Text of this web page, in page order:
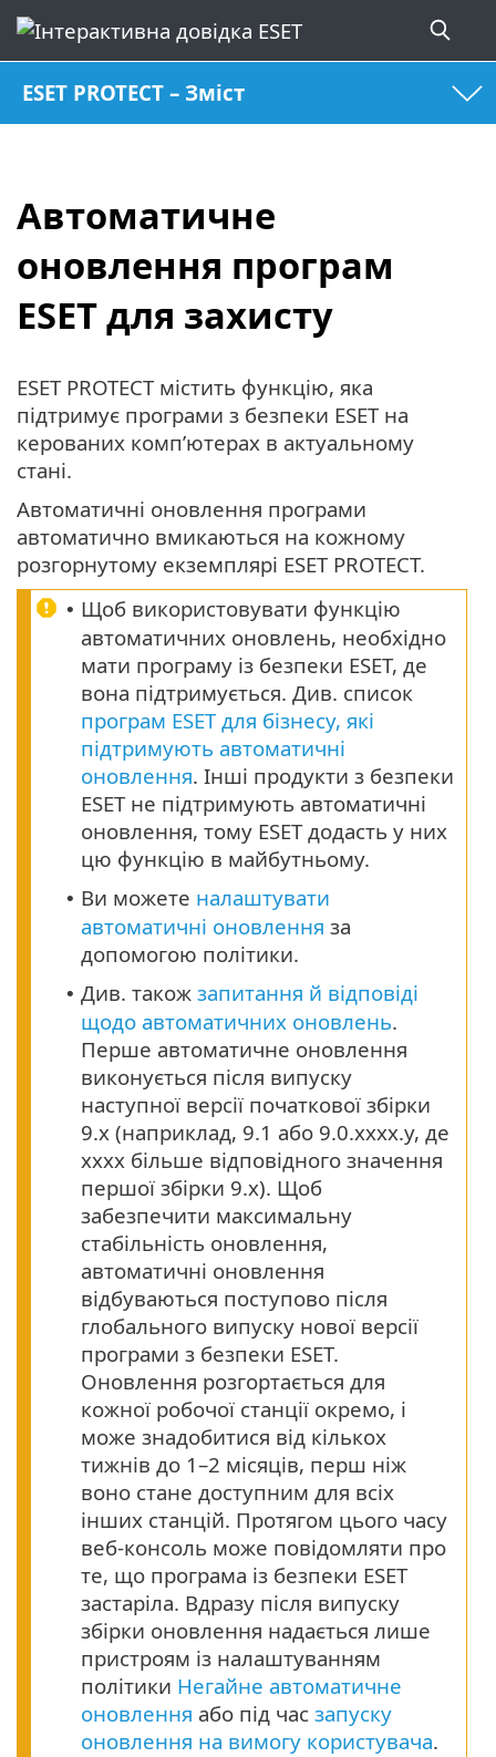
ESET PROTECT – Зміст
Автоматичне
оновлення програм
ESET для захисту
ESET PROTECT містить функцію, яка
підтримує програми з безпеки ESET на
керованих комп’ютерах в актуальному
стані.
Автоматичні оновлення програми
автоматично вмикаються на кожному
розгорнутому екземплярі ESET PROTECT.
• Щоб використовувати функцію
автоматичних оновлень, необхідно
мати програму із безпеки ESET, де
вона підтримується. Див. список
програм ESET для бізнесу, які
підтримують автоматичні
оновлення. Інші продукти з безпеки
ESET не підтримують автоматичні
оновлення, тому ESET додасть у них
цю функцію в майбутньому.
• Ви можете налаштувати
автоматичні оновлення за
допомогою політики.
• Див. також запитання й відповіді
щодо автоматичних оновлень.
Перше автоматичне оновлення
виконується після випуску
наступної версії початкової збірки
9.x (наприклад, 9.1 або 9.0.xxxx.y, де
xxxx більше відповідного значення
першої збірки 9.x). Щоб
забезпечити максимальну
стабільність оновлення,
автоматичні оновлення
відбуваються поступово після
глобального випуску нової версії
програми з безпеки ESET.
Оновлення розгортається для
кожної робочої станції окремо, і
може знадобитися від кількох
тижнів до 1–2 місяців, перш ніж
воно стане доступним для всіх
інших станцій. Протягом цього часу
веб-консоль може повідомляти про
те, що програма із безпеки ESET
застаріла. Вдразу після випуску
збірки оновлення надається лише
пристроям із налаштуванням
політики Негайне автоматичне
оновлення або під час запуску
оновлення на вимогу користувача.